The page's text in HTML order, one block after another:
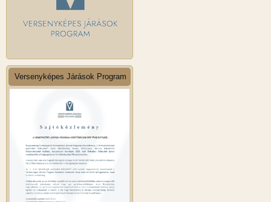
Versenyképes Járások Program